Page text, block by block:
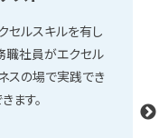
セルスキルを有し
職社員がエクセル
スの場で実践でき
ます。